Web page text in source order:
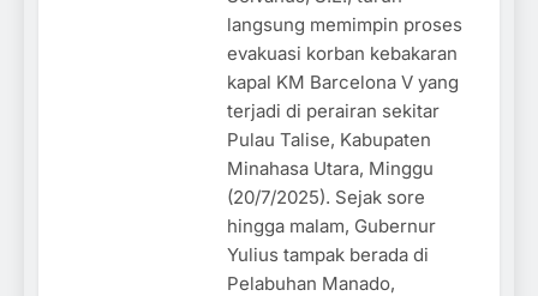
langsung memimpin proses
evakuasi korban kebakaran
kapal KM Barcelona V yang
terjadi di perairan sekitar
Pulau Talise, Kabupaten
Minahasa Utara, Minggu
(20/7/2025). Sejak sore
hingga malam, Gubernur
Yulius tampak berada di
Pelabuhan Manado,